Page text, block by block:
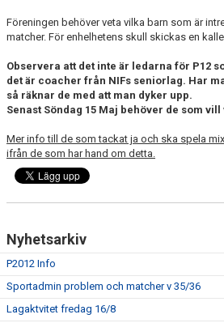
Föreningen behöver veta vilka barn som är
matcher. För enhelhetens skull skickas en
Observera att det inte är ledarna för P12
det är coacher från NIFs seniorlag. Har
så räknar de med att man dyker upp.
Senast Söndag 15 Maj behöver de som
Mer info till de som tackat ja och ska spela
ifrån de som har hand om detta.
Nyhetsarkiv
P2012 Info
Sportadmin problem och matcher v 35/36
Lagaktvitet fredag 16/8